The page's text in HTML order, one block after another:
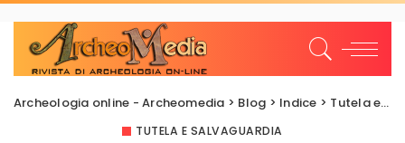
Archeologia online - Archeomedia > Blog > Indice > Tutela e Salvaguardia
TUTELA E SALVAGUARDIA